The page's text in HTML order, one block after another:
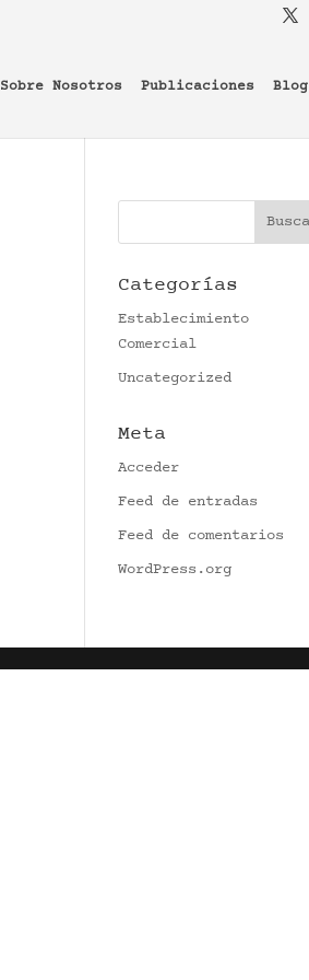
Sobre Nosotros Publicaciones Blog
Categorías
Establecimiento
Comercial
Uncategorized
Meta
Acceder
Feed de entradas
Feed de comentarios
WordPress.org